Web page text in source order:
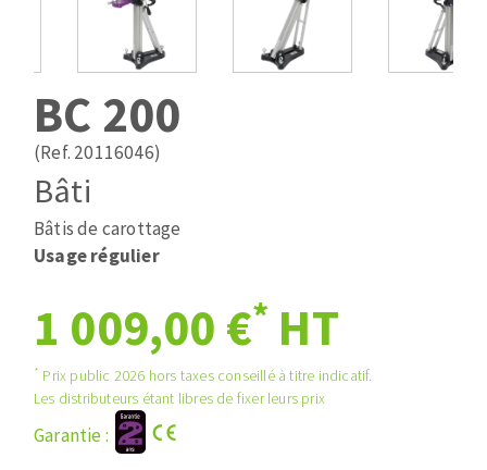
Pose des joints
Nettoyage
Mèches
Fraises carbure
Fers et plaquettes
Lames de scie à ruban
ABRASIFS APPLIQUÉS
Disques auto-agrippant
Patins
Bandes abrasives
Feuilles 230 x 280 mm
Cales à poncer et patins
Plateaux supports
TRAITEMENT DE SURFACE
Disques à lamelles
BC 200
(Ref. 20116046)
Bâti
Bâtis de carottage
Usage régulier
1 009,00 €* HT
* Prix public 2026 hors taxes conseillé à titre indicatif.
Les distributeurs étant libres de fixer leurs prix
Garantie :